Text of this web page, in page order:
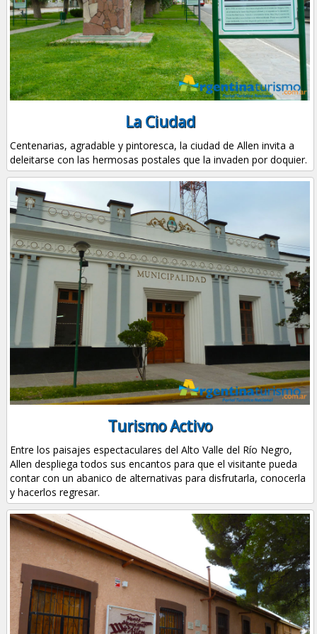
La Ciudad
Centenarias, agradable y pintoresca, la ciudad de Allen invita a
deleitarse con las hermosas postales que la invaden por doquier.
Turismo Activo
Entre los paisajes espectaculares del Alto Valle del Río Negro,
Allen despliega todos sus encantos para que el visitante pueda
contar con un abanico de alternativas para disfrutarla, conocerla
y hacerlos regresar.